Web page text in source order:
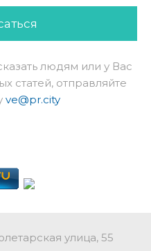
людям или у Вас
статей, отправляйте
ve@pr.city
улица, 55